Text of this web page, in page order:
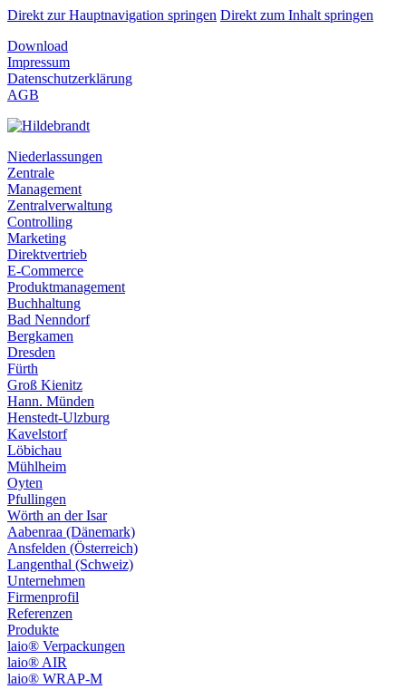
Direkt zur Hauptnavigation springen Direkt zum Inhalt springen
Download
Impressum
Datenschutzerklärung
AGB
Niederlassungen
Zentrale
Management
Zentralverwaltung
Controlling
Marketing
Direktvertrieb
E-Commerce
Produktmanagement
Buchhaltung
Bad Nenndorf
Bergkamen
Dresden
Fürth
Groß Kienitz
Hann. Münden
Henstedt-Ulzburg
Kavelstorf
Löbichau
Mühlheim
Oyten
Pfullingen
Wörth an der Isar
Aabenraa (Dänemark)
Ansfelden (Österreich)
Langenthal (Schweiz)
Unternehmen
Firmenprofil
Referenzen
Produkte
laio® Verpackungen
laio® AIR
laio® WRAP-M